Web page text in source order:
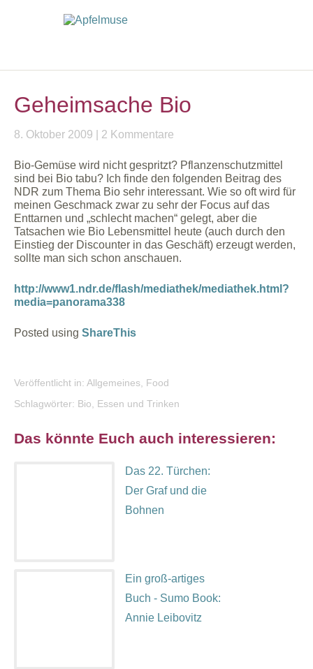
Geheimsache Bio
8. Oktober 2009 2 Kommentare
Bio-Gemüse wird nicht gespritzt? Pflanzenschutzmittel
sind bei Bio tabu? Ich finde den folgenden Beitrag des
NDR zum Thema Bio sehr interessant. Wie so oft wird für
meinen Geschmack zwar zu sehr der Focus auf das
Enttarnen und „schlecht machen“ gelegt, aber die
Tatsachen wie Bio Lebensmittel heute (auch durch den
Einstieg der Discounter in das Geschäft) erzeugt werden,
sollte man sich schon anschauen.
http://www1.ndr.de/flash/mediathek/mediathek.html?
media=panorama338
Posted using ShareThis
Veröffentlicht in: Allgemeines
Food
Schlagwörter: Bio Essen und Trinken
Das könnte Euch auch interessieren:
Das 22. Türchen:
Der Graf und die
Bohnen
Ein groß-artiges
Buch - Sumo Book:
Annie Leibovitz